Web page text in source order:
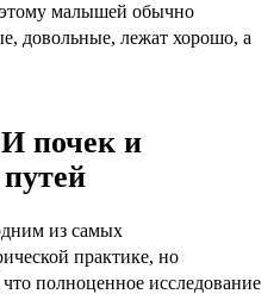
малышей обычно
довольные, лежат хорошо, а
почек и
из самых
практике, но
полноценное исследование